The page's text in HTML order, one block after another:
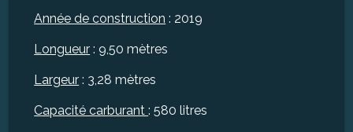
Année de construction : 2019
Longueur : 9,50 mètres
Largeur : 3,28 mètres
Capacité carburant: 580 litres